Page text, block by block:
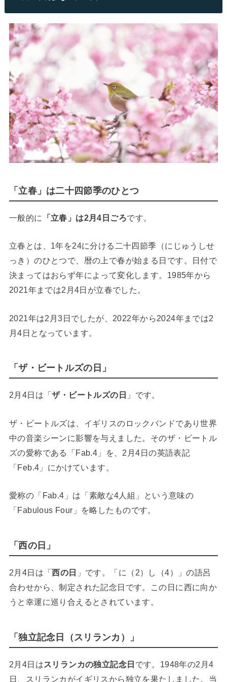
「立春」は二十四節季のひとつ
一般的に 「立春」は2月4日ごろです。
立春とは、1年を24に分ける二十四節季（にじゅうしせ
っき）のひとつで、暦の上で春が始まる日です。日付で
決まってはおらず年によって変化します。1985年から
2021年までは2月4日が立春でした。
2021年は2月3日でしたが、2022年から2024年までは2
月4日となっています。
「ザ・ビートルズの日」
2月4日は「ザ・ビートルズの日 」です。
ザ・ビートルズは、イギリスのロックバンドであり世界
中の音楽シーンに影響を与えました。そのザ・ビートル
ズの愛称である「Fab.4」を、2月4日の英語表記
「Feb.4」にかけています。
愛称の「Fab.4」は「素敵な4人組」という意味の
「Fabulous Four」を略したものです。
「西の日」
2月4日は「西の日 」です。「に（2）し（4）」の語呂
合わせから、制定された記念日です。この日に西に向か
うと幸運に巡り合えるとされています。
「独立記念日（スリランカ）」
2月4日はスリランカの独立記念日 です。1948年の2月4
日、スリランカがイギリスから独立を果たしました。当